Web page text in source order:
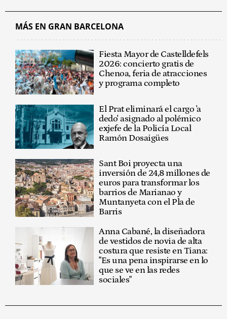
MÁS EN GRAN BARCELONA
Fiesta Mayor de Castelldefels
2026: concierto gratis de
Chenoa, feria de atracciones
y programa completo
El Prat eliminará el cargo 'a
dedo' asignado al polémico
exjefe de la Policía Local
Ramón Dosaigües
Sant Boi proyecta una
inversión de 24,8 millones de
euros para transformar los
barrios de Marianao y
Muntanyeta con el Pla de
Barris
Anna Cabané, la diseñadora
de vestidos de novia de alta
costura que resiste en Tiana:
"Es una pena inspirarse en lo
que se ve en las redes
sociales"